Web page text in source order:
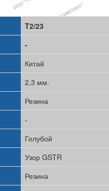
T2/23
-
Китай
2,3 мм.
Резина
-
Голубой
Узор GSTR
Резина